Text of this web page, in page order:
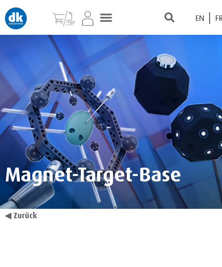
EN
Magnet-Target-Base
◀ Zurück